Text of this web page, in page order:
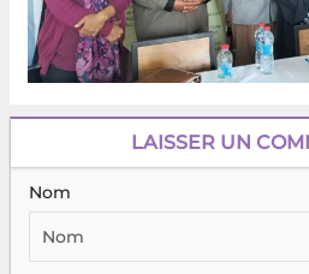
LAISSER UN
Nom